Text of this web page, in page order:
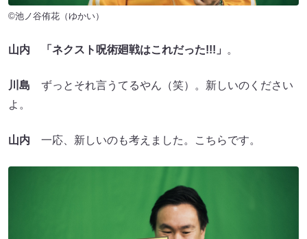
©池ノ谷侑花（ゆかい）
山内 「ネクスト呪術廻戦はこれだった!!!」 。
川島 ずっとそれ言うてるやん（笑）。新しいのください
よ。
山内 一応、新しいのも考えました。こちらです。